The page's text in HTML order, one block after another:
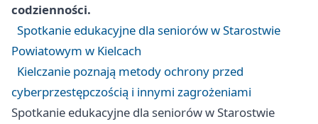
codzienności.
Spotkanie edukacyjne dla seniorów w Starostwie
Powiatowym w Kielcach
Kielczanie poznają metody ochrony przed
cyberprzestępczością i innymi zagrożeniami
Spotkanie edukacyjne dla seniorów w Starostwie